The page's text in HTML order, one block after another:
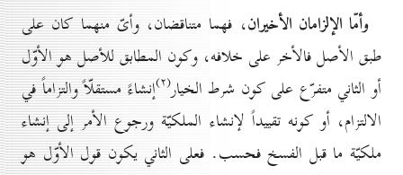
وأمّا الإلزامان الأخيران، فهما متناقضان، وأىّ منهما كان على
طبق الأصل فالأخر على خلافه، وكون المطابق للأصل هو الأوّل
أو الثاني متفرّع على كون شرط الخيار(۲) إنشاءً مستقلّاً والتزاماً في
الالتزام، أو كونه تقييداً لإنشاء الملكيّة ورجوع الأمر إلى إنشاء
ملكيّة ما قبل الفسخ فحسب. فعلى الثاني يكون قول الأوّل هو